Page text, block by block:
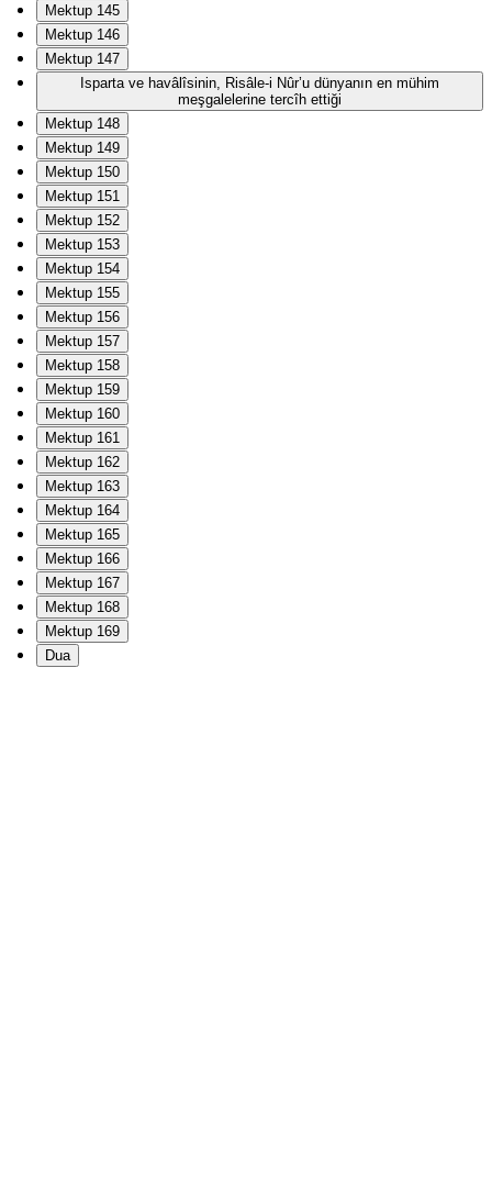
Mektup 145
Mektup 146
Mektup 147
Isparta ve havâlîsinin, Risâle-i Nûr’u dünyanın en mühim
meşgalelerine tercîh ettiği
Mektup 148
Mektup 149
Mektup 150
Mektup 151
Mektup 152
Mektup 153
Mektup 154
Mektup 155
Mektup 156
Mektup 157
Mektup 158
Mektup 159
Mektup 160
Mektup 161
Mektup 162
Mektup 163
Mektup 164
Mektup 165
Mektup 166
Mektup 167
Mektup 168
Mektup 169
Dua